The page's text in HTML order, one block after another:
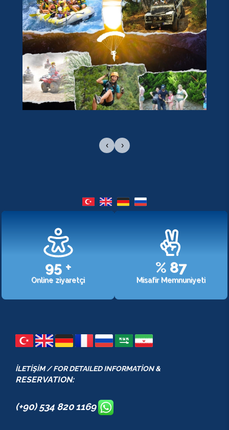
‹ ›
107 +
Online ziyaretçi
% 98
Misafir Memnuniyeti
İLETİŞİM / FOR DETAILED INFORMATİON &
RESERVATION:
(+90) 534 820 1169